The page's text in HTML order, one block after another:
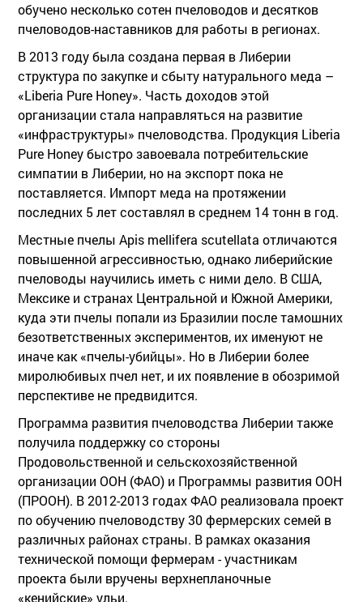
обучено несколько сотен пчеловодов и десятков
пчеловодов-наставников для работы в регионах.
В 2013 году была создана первая в Либерии
структура по закупке и сбыту натурального меда –
«Liberia Pure Honey». Часть доходов этой
организации стала направляться на развитие
«инфраструктуры» пчеловодства. Продукция Liberia
Pure Honey быстро завоевала потребительские
симпатии в Либерии, но на экспорт пока не
поставляется. Импорт меда на протяжении
последних 5 лет составлял в среднем 14 тонн в год.
Местные пчелы Apis mellifera scutellata отличаются
повышенной агрессивностью, однако либерийские
пчеловоды научились иметь с ними дело. В США,
Мексике и странах Центральной и Южной Америки,
куда эти пчелы попали из Бразилии после тамошних
безответственных экспериментов, их именуют не
иначе как «пчелы-убийцы». Но в Либерии более
миролюбивых пчел нет, и их появление в обозримой
перспективе не предвидится.
Программа развития пчеловодства Либерии также
получила поддержку со стороны
Продовольственной и сельскохозяйственной
организации ООН (ФАО) и Программы развития ООН
(ПРООН). В 2012-2013 годах ФАО реализовала проект
по обучению пчеловодству 30 фермерских семей в
различных районах страны. В рамках оказания
технической помощи фермерам - участникам
проекта были вручены верхнепланочные
«кенийские» ульи.